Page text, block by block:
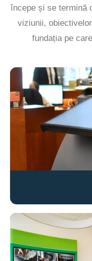
începe și se termină
viziunii,
fundația pe